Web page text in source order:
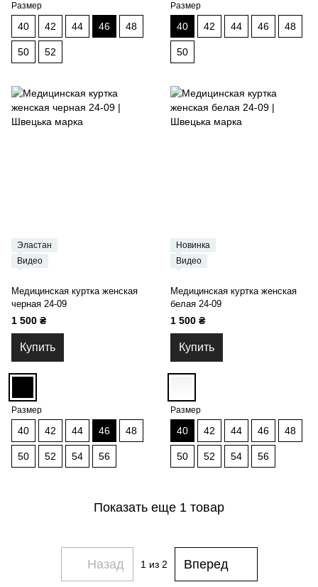
Размер
40 42 44 46 48
50 52
Размер
40 42 44 46 48
50
Эластан
Видео
Медицинская куртка женская
черная 24-09
1 500 ₴
Купить
Размер
40 42 44 46 48
50 52 54 56
Новинка
Видео
Медицинская куртка женская
белая 24-09
1 500 ₴
Купить
Размер
40 42 44 46 48
50 52 54 56
Показать еще 1 товар
Назад 1 из 2 Вперед